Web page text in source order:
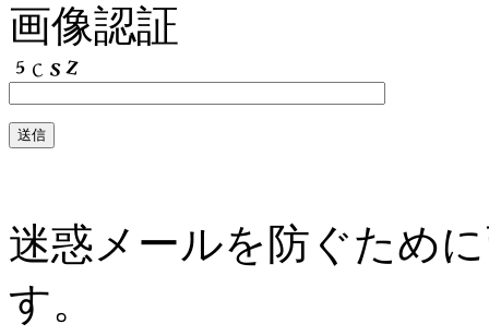
画像認証
迷惑メールを防ぐため
す。